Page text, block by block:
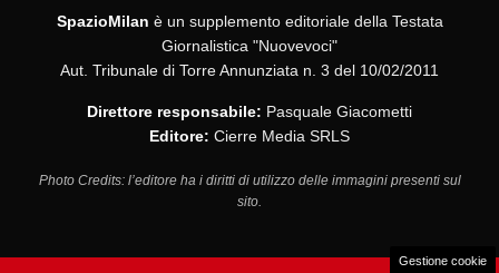
SpazioMilan è un supplemento editoriale della Testata
Giornalistica "Nuovevoci"
Aut. Tribunale di Torre Annunziata n. 3 del 10/02/2011
Direttore responsabile: Pasquale Giacometti
Editore: Cierre Media SRLS
Photo Credits: l’editore ha i diritti di utilizzo delle immagini presenti sul
sito.
Gestione cookie